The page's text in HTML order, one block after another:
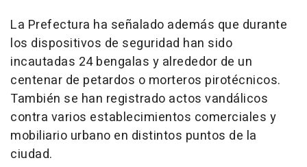
La Prefectura ha señalado además que durante
los dispositivos de seguridad han sido
incautadas 24 bengalas y alrededor de un
centenar de petardos o morteros pirotécnicos.
También se han registrado actos vandálicos
contra varios establecimientos comerciales y
mobiliario urbano en distintos puntos de la
ciudad.